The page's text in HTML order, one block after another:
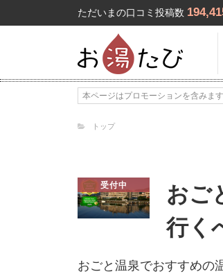
ただいまの口コミ投稿数
本ページはプロモーションを含みます
トップ
受付中
おご
行く
おごと温泉でおすすめの